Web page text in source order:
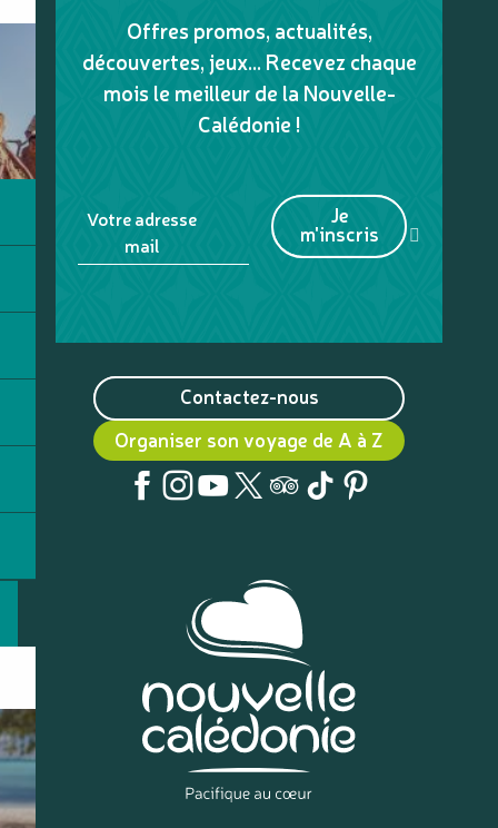
Offres promos, actualités,
découvertes, jeux... Recevez chaque
mois le meilleur de la Nouvelle-
Calédonie !
Votre adresse
mail
Je
m'inscris
Contactez-nous
Organiser son voyage de A à Z